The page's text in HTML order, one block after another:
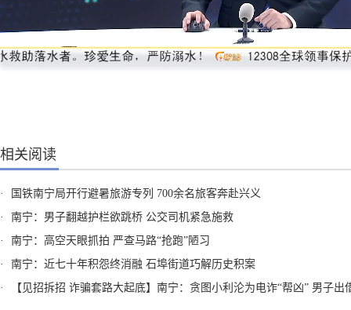
相关阅读
·
国铁南宁局开行避暑旅游专列 700余名旅客奔赴兴义
·
南宁：男子翻越护栏欲跳桥 公交司机紧急施救
·
南宁：高空天眼抓拍 严查马路“抢跑”陋习
·
南宁：近七十年积怨终消融 石埠街道巧解历史积案
·
【见招拆招 诈骗套路大起底】南宁：贪图小利沦为电诈“帮凶” 男子出借“两卡”获刑